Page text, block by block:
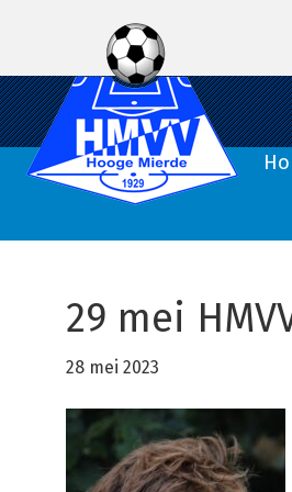
de
hoofdnavigatie
de
hoofd
inhoud
de
eerste
sidebar
29 mei
28 mei 2023